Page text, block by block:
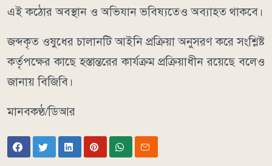
এই কঠোর অবস্থান ও অভিযান ভবিষ্যতেও অব্যাহত থাকবে।
জব্দকৃত ওষুধের চালানটি আইনি প্রক্রিয়া অনুসরণ করে সংশ্লিষ্ট
কর্তৃপক্ষের কাছে হস্তান্তরের কার্যক্রম প্রক্রিয়াধীন রয়েছে বলেও
জানায় বিজিবি।
মানবকণ্ঠ/ডিআর